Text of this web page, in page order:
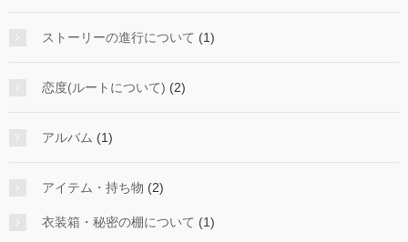
ストーリーの進行について (1)
恋度(ルートについて) (2)
アルバム (1)
アイテム・持ち物 (2)
衣装箱・秘密の棚について (1)